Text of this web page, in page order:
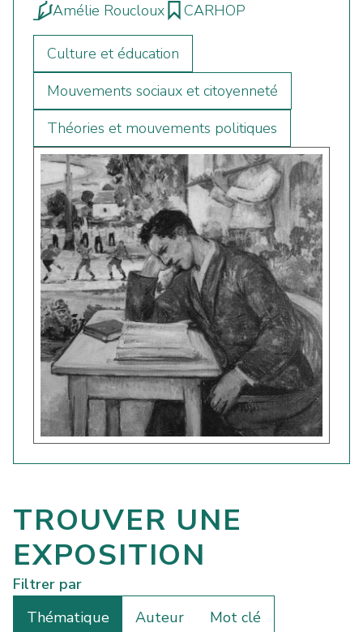
Amélie Roucloux
CARHOP
Culture et éducation
Mouvements sociaux et citoyenneté
Théories et mouvements politiques
TROUVER UNE
EXPOSITION
Filtrer par
Thématique
Auteur Mot clé